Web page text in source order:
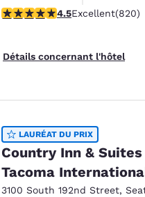
Animaux acceptés
4.49 étoiles. Excellent. 820
4.5Excellent(820)
Détails concernant l'hôtel
LAURÉAT DU PRIX
Country Inn &
Tacoma
3100 South 192nd Street,